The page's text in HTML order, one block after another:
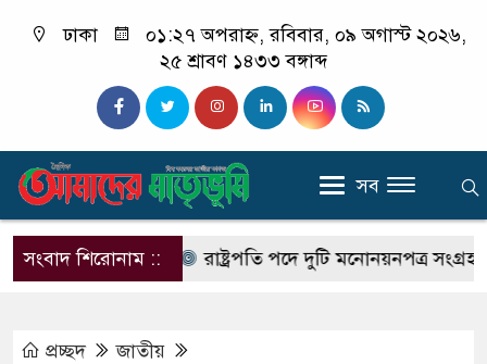
ঢাকা
০১:২৭ অপরাহ্ন, রবিবার, ০৯ অগাস্ট ২০২৬,
২৫ শ্রাবণ ১৪৩৩ বঙ্গাব্দ
সব
সংবাদ শিরোনাম ::
হাজারো মানুষ রাষ্ট্রপতি পদে দুটি মনোনয়নপত্র সংগ্রহ করল
প্রচ্ছদ
জাতীয়